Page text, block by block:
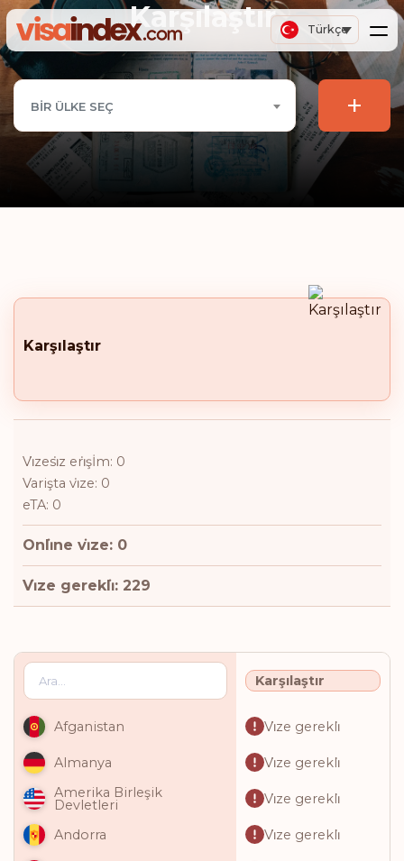
Türkçe
Karşılaştır
BIR ÜLKE SEÇ +
Karşılaştır
Vi̇zesi̇z eri̇şİm: 0
Varişta vi̇ze: 0
eTA: 0
Onli̇ne vi̇ze: 0
Vi̇ze gerekli̇: 229
Karşılaştır
Afganistan Vi̇ze gerekli̇
Almanya
Vi̇ze gerekli̇
Amerika Birleşik
Devletleri Vi̇ze gerekli̇
Andorra Vi̇ze gerekli̇